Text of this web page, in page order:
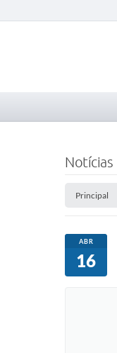
Notícias
Principal
ABR
16